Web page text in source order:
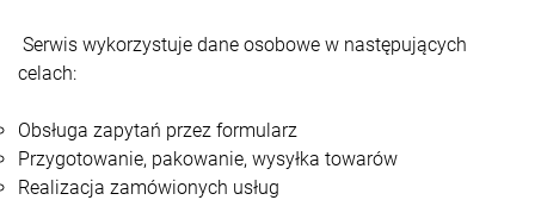
Serwis wykorzystuje dane osobowe w następujących
celach:
Obsługa zapytań przez formularz
Przygotowanie, pakowanie, wysyłka towarów
Realizacja zamówionych usług